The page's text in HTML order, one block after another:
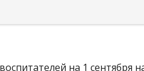
на 1 сентября